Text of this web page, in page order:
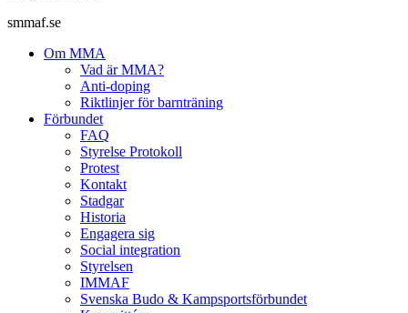
smmaf.se
Om MMA
Vad är MMA?
Anti-doping
Riktlinjer för barnträning
Förbundet
FAQ
Styrelse Protokoll
Protest
Kontakt
Stadgar
Historia
Engagera sig
Social integration
Styrelsen
IMMAF
Svenska Budo & Kampsportsförbundet